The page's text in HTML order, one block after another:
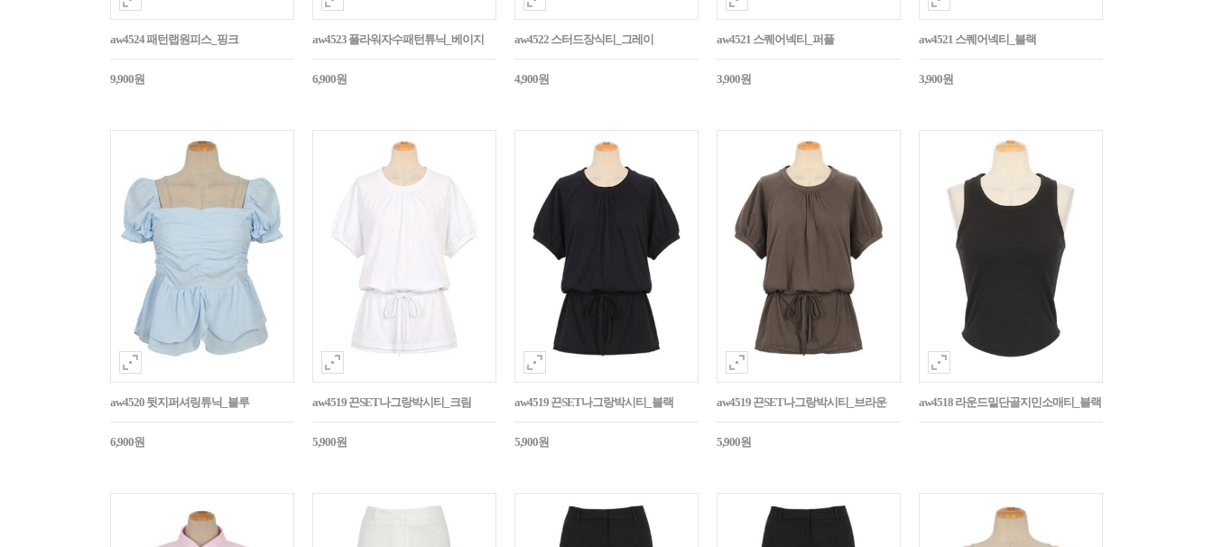
aw4524 패턴랩원피스_핑크
9,900원
aw4523 플라워자수패턴튜닉_베이지
6,900원
aw4522 스터드장식티_그레이
4,900원
aw4521 스퀘어넥티_퍼플
3,900원
aw4521 스퀘어넥티_블랙
3,900원
aw4520 뒷지퍼셔링튜닉_블루
6,900원
aw4519 끈SET나그랑박시티_크림
5,900원
aw4519 끈SET나그랑박시티_블랙
5,900원
aw4519 끈SET나그랑박시티_브라운
5,900원
aw4518 라운드밑단골지민소매티_블랙